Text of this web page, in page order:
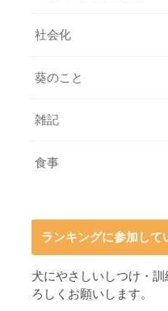
社会化
葵のこと
雑記
食事
ランキングに参加して
犬にやさしいしつけ・
ろしくお願いします。